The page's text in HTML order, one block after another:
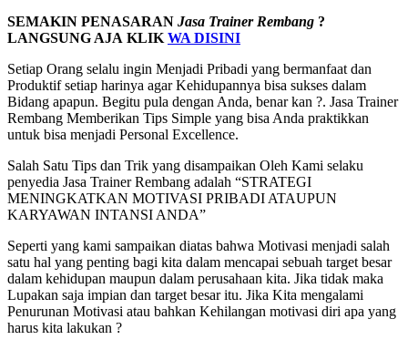
SEMAKIN PENASARAN Jasa Trainer Rembang ?
LANGSUNG AJA KLIK WA DISINI
Setiap Orang selalu ingin Menjadi Pribadi yang bermanfaat dan
Produktif setiap harinya agar Kehidupannya bisa sukses dalam
Bidang apapun. Begitu pula dengan Anda, benar kan ?. Jasa Trainer
Rembang Memberikan Tips Simple yang bisa Anda praktikkan
untuk bisa menjadi Personal Excellence.
Salah Satu Tips dan Trik yang disampaikan Oleh Kami selaku
penyedia Jasa Trainer Rembang adalah “STRATEGI
MENINGKATKAN MOTIVASI PRIBADI ATAUPUN
KARYAWAN INTANSI ANDA”
Seperti yang kami sampaikan diatas bahwa Motivasi menjadi salah
satu hal yang penting bagi kita dalam mencapai sebuah target besar
dalam kehidupan maupun dalam perusahaan kita. Jika tidak maka
Lupakan saja impian dan target besar itu. Jika Kita mengalami
Penurunan Motivasi atau bahkan Kehilangan motivasi diri apa yang
harus kita lakukan ?